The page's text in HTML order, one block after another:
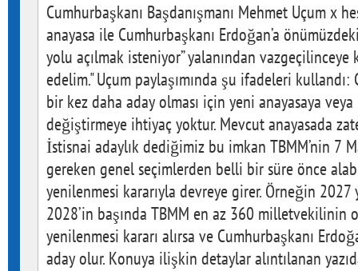
Cumhurbaşkanı Başdanışmanı Mehmet Uçum x
anayasa ile Cumhurbaşkanı Erdoğan’a
yolu açılmak isteniyor” yalanından vazgeçilinceye
edelim." Uçum paylaşımında şu ifadeleri kullandı:
bir kez daha aday olması için yeni anayasaya veya
değiştirmeye ihtiyaç yoktur. Mevcut anayasada
İstisnai adaylık dediğimiz bu imkan TBMM’nin 7
gereken genel seçimlerden belli bir süre önce
yenilenmesi kararıyla devreye girer. Örneğin 2027
2028’in başında TBMM en az 360 milletvekilinin
yenilenmesi kararı alırsa ve Cumhurbaşkanı
aday olur. Konuya ilişkin detaylar alıntılanan